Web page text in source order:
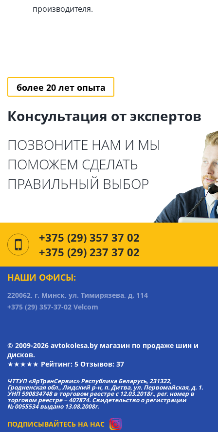
производителя.
более 20 лет опыта
Консультация от экспертов
ПОЗВОНИТЕ НАМ И МЫ
ПОМОЖЕМ СДЕЛАТЬ
ПРАВИЛЬНЫЙ ВЫБОР
+375 (29) 357 37 02
+375 (29) 237 37 02
НАШИ ОФИСЫ:
220062, г. Минск, ул. Тимирязева, д. 114
+375 (29) 357-37-02 Velcom
© 2009-2026 avtokolesa.by магазин по продаже шин и
дисков.
★★★★★ Рейтинг: 5 Отзывов: 37
ЧТТУП «ЯрТранСервис» Республика Беларусь, 231322,
Гродненская обл., Лидский р-н, п. Дитва, ул. Первомайская, д. 1.
УНП 590834748 в торговом реестре с 12.03.2018г., рег. номер в
торговом реестре − 407874. Свидетельство о регистрации
№ 0055534 выдано 13.08.2008г.
ПОДПИСЫВАЙТЕСЬ НА НАС